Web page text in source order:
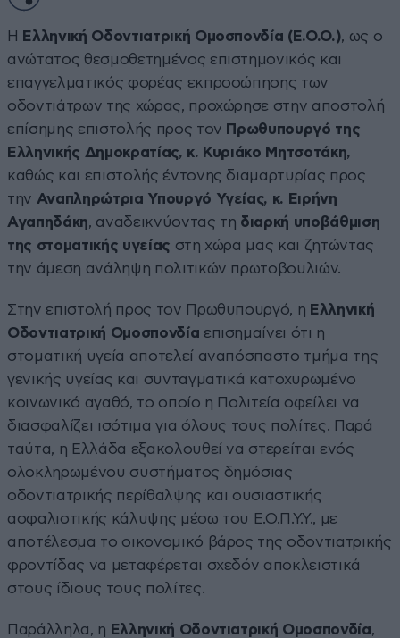
Η Ελληνική Οδοντιατρική Ομοσπονδία (Ε.Ο.Ο.), ως ο
ανώτατος θεσμοθετημένος επιστημονικός και
επαγγελματικός φορέας εκπροσώπησης των
οδοντιάτρων της χώρας, προχώρησε στην αποστολή
επίσημης επιστολής προς τον Πρωθυπουργό της
Ελληνικής Δημοκρατίας, κ. Κυριάκο Μητσοτάκη,
καθώς και επιστολής έντονης διαμαρτυρίας προς
την Αναπληρώτρια Υπουργό Υγείας, κ. Ειρήνη
Αγαπηδάκη, αναδεικνύοντας τη διαρκή υποβάθμιση
της στοματικής υγείας στη χώρα μας και ζητώντας
την άμεση ανάληψη πολιτικών πρωτοβουλιών.
Στην επιστολή προς τον Πρωθυπουργό, η Ελληνική
Οδοντιατρική Ομοσπονδία επισημαίνει ότι η
στοματική υγεία αποτελεί αναπόσπαστο τμήμα της
γενικής υγείας και συνταγματικά κατοχυρωμένο
κοινωνικό αγαθό, το οποίο η Πολιτεία οφείλει να
διασφαλίζει ισότιμα για όλους τους πολίτες. Παρά
ταύτα, η Ελλάδα εξακολουθεί να στερείται ενός
ολοκληρωμένου συστήματος δημόσιας
οδοντιατρικής περίθαλψης και ουσιαστικής
ασφαλιστικής κάλυψης μέσω του Ε.Ο.Π.Υ.Υ., με
αποτέλεσμα το οικονομικό βάρος της οδοντιατρικής
φροντίδας να μεταφέρεται σχεδόν αποκλειστικά
στους ίδιους τους πολίτες.
Παράλληλα, η Ελληνική Οδοντιατρική Ομοσπονδία,